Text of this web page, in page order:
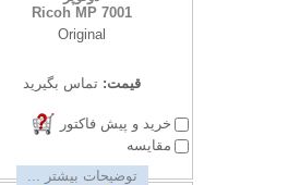
Ricoh MP 7001
Original
قیمت: تماس بگیرید
خرید و پیش فاکتور
مقایسه
توضیحات بیشتر ...